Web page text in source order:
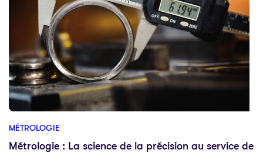
MÉTROLOGIE
Métrologie : La science de la précision au service de